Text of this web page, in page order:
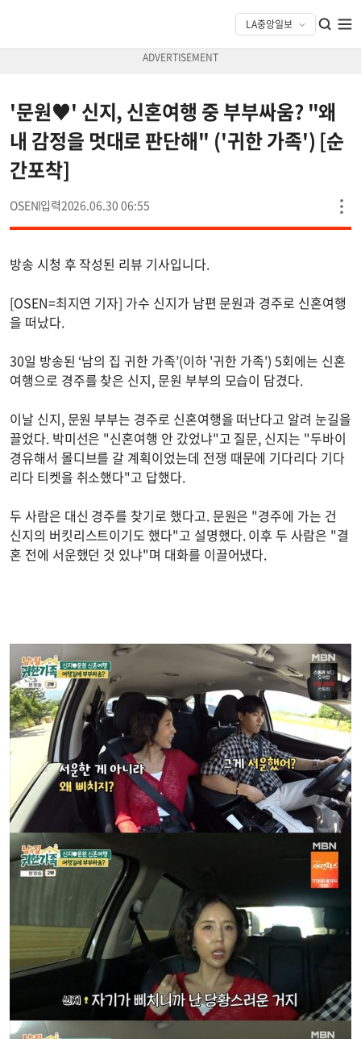
'문원♥' 신지, 신혼여행 중 부부싸움? "왜
내 감정을 멋대로 판단해" ('귀한 가족') [순
간포착]
OSEN 2026.06.30 06:55
방송 시청 후 작성된 리뷰 기사입니다.
[OSEN=최지연 기자] 가수 신지가 남편 문원과 경주로 신혼여행
을 떠났다.
30일 방송된 ‘남의 집 귀한 가족’(이하 '귀한 가족') 5회에는 신혼
여행으로 경주를 찾은 신지, 문원 부부의 모습이 담겼다.
이날 신지, 문원 부부는 경주로 신혼여행을 떠난다고 알려 눈길을
끌었다. 박미선은 "신혼여행 안 갔었냐"고 질문, 신지는 "두바이
경유해서 몰디브를 갈 계획이었는데 전쟁 때문에 기다리다 기다
리다 티켓을 취소했다"고 답했다.
두 사람은 대신 경주를 찾기로 했다고. 문원은 "경주에 가는 건
신지의 버킷리스트이기도 했다"고 설명했다. 이후 두 사람은 "결
혼 전에 서운했던 것 있냐"며 대화를 이끌어냈다.